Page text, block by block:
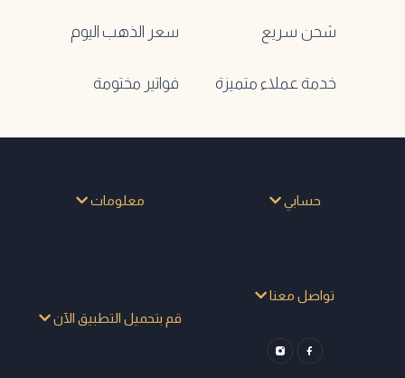
شحن سريع سعر الذهب اليوم
خدمة عملاء متميزة فواتير مختومة
حسابي معلومات
تواصل معنا
قم بتحميل التطبيق الآن